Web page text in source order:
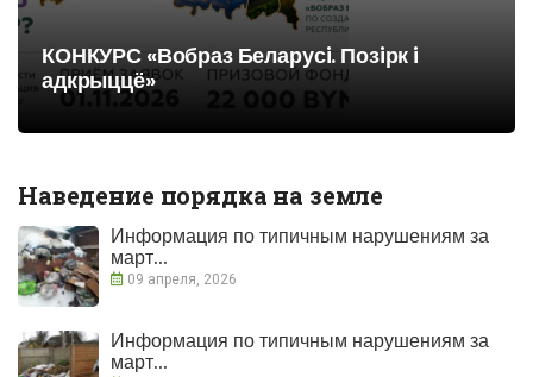
КОНКУРС «Вобраз Беларусi. Позiрк i
адкрыццё»
Наведение порядка на земле
Информация по типичным нарушениям за
март...
09 апреля, 2026
Информация по типичным нарушениям за
март...